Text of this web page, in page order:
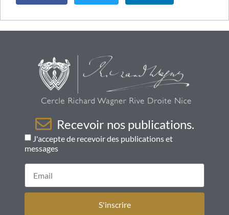
Recevoir nos publications.
J'accepte de recevoir des publications et
messages
S'inscrire